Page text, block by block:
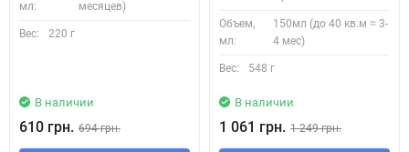
мл: месяцев)
Вес: 220 г
В наличии
610 грн. 694 грн.
Объем,
мл:
150мл (до 40 кв.м ≈ 3-
4 мес)
Вес: 548 г
В наличии
1 061 грн. 1 249 грн.